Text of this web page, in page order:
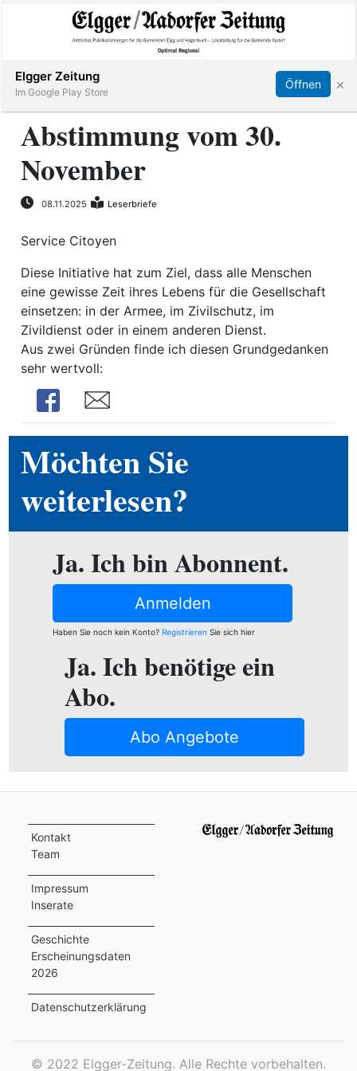
Elgg
Aadorf
Hagenbuch
E-
Paper
App
Region
Abonnieren Online Anmelden Anmelden
Abstimmung vom 30.
November
08.11.2025 Leserbriefe
Service Citoyen
Diese Initiative hat zum Ziel, dass alle Menschen
eine gewisse Zeit ihres Lebens für die Gesellschaft
einsetzen: in der Armee, im Zivilschutz, im
Zivildienst oder in einem anderen Dienst.
Aus zwei Gründen finde ich diesen Grundgedanken
sehr wertvoll:
Share
Share
Möchten Sie
weiterlesen?
Ja. Ich bin Abonnent.
Anmelden
Haben Sie noch kein Konto? RegistrierenSie sich hier
Ja. Ich benötige ein
Abo.
Abo Angebote
Kontakt
Team
Impressum
Inserate
Geschichte
Erscheinungsdaten
2026
Datenschutzerklärung
© 2022 Elgger-Zeitung. Alle Rechte vorbehalten.
Elgger Zeitung
Im Google Play Store
Öffnen ×